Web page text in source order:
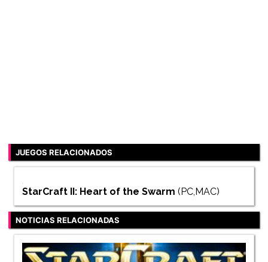
JUEGOS RELACIONADOS
StarCraft II: Heart of the Swarm (PC,MAC)
NOTICIAS RELACIONADAS